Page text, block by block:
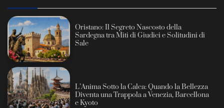
Oristano: Il Segreto Nascosto della
Sardegna tra Miti di Giudici e Solitudini di
Sale
L’Anima Sotto la Calca: Quando la Bellezza
Diventa una Trappola a Venezia, Barcellona
e Kyoto